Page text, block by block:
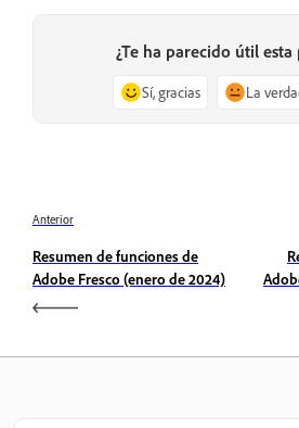
¿Te ha parecido útil esta
Sí, gracias La
Anterior
Resumen de funciones de
Adobe Fresco (enero de 2024)